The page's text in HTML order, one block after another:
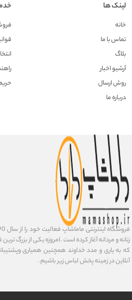
لینک ها
خانه
تماس با ما
بلاگ
آرشیو اخبار
روش ارسال
درباره ما
زنانه و مردانه آغاز کرده است .امروزه یکی از بزرگ
که به یاری و مدد خداوند همچنین همیاری
آنلاین در زمینه پخش لباس زیر باشیم .